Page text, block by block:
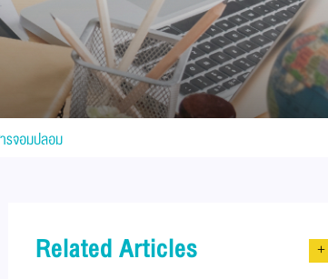
รจอมปลอม
Related Articles +